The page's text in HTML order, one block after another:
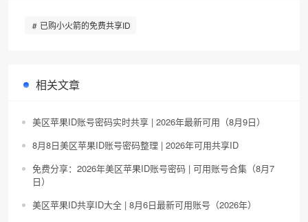
已购小火箭的免费共享ID
相关文章
美区苹果ID账号密码实时共享 | 2026年最新可用（8月9日）
8月8日美区苹果ID账号密码整理 | 2026年可用共享ID
免费分享：2026年美区苹果ID账号密码 | 可用账号合集（8月7
日）
美区苹果ID共享ID大全 | 8月6日最新可用账号（2026年）